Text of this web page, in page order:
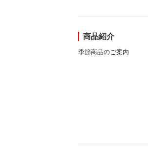
商品紹介
季節商品のご案内